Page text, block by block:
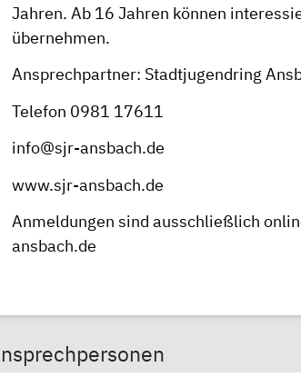
Jahren. Ab 16 Jahren können
übernehmen.
Ansprechpartner: Stadtjugendring
Telefon 0981 17611
info@sjr-ansbach.de
www.sjr-ansbach.de
Anmeldungen sind ausschließlich
ansbach.de